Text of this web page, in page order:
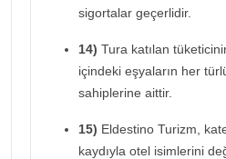
sigortalar geçerlidir.
14) Tura katılan
içindeki eşyaların her
sahiplerine aittir.
15) Eldestino Turizm,
kaydıyla otel isimlerini